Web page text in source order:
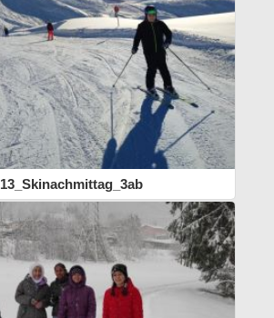
13_Skinachmittag_3ab